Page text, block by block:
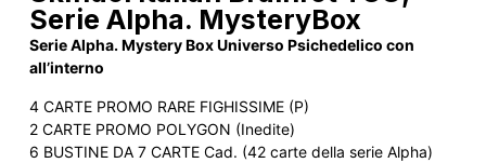
Serie Alpha. MysteryBox
Serie Alpha. Mystery Box Universo Psichedelico con
all’interno
4 CARTE PROMO RARE FIGHISSIME (P)
2 CARTE PROMO POLYGON (Inedite)
6 BUSTINE DA 7 CARTE Cad. (42 carte della serie Alpha)